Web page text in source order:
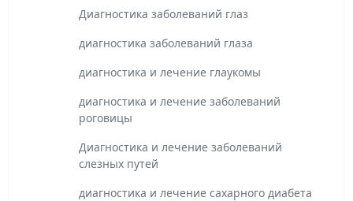
Диагностика заболеваний глаз
диагностика заболеваний глаза
диагностика и лечение глаукомы
диагностика и лечение заболеваний
роговицы
Диагностика и лечение заболеваний
слезных путей
диагностика и лечение сахарного диабета